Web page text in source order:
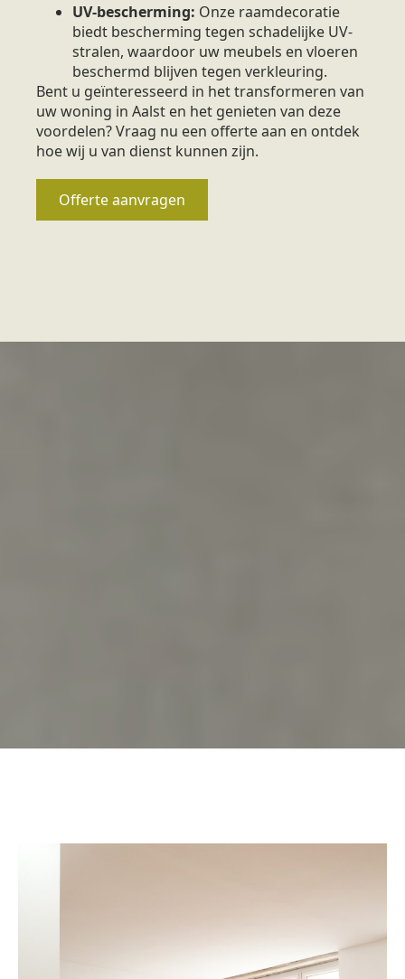
UV-bescherming: Onze raamdecoratie
biedt bescherming tegen schadelijke UV-
stralen, waardoor uw meubels en vloeren
beschermd blijven tegen verkleuring.
Bent u geïnteresseerd in het transformeren van
uw woning in Aalst en het genieten van deze
voordelen? Vraag nu een offerte aan en ontdek
hoe wij u van dienst kunnen zijn.
Offerte aanvragen